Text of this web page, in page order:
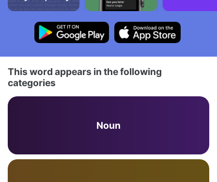
This word appears in the following
categories
Noun